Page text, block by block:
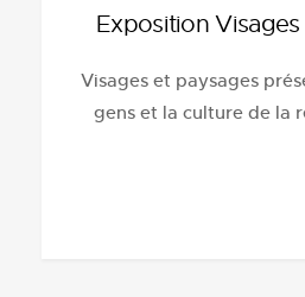
Exposition
Visages et paysages
gens et la culture de la